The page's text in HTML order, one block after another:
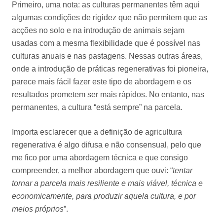
Primeiro, uma nota: as culturas permanentes têm aqui
algumas condições de rigidez que não permitem que as
acções no solo e na introdução de animais sejam
usadas com a mesma flexibilidade que é possível nas
culturas anuais e nas pastagens. Nessas outras áreas,
onde a introdução de práticas regenerativas foi pioneira,
parece mais fácil fazer este tipo de abordagem e os
resultados prometem ser mais rápidos. No entanto, nas
permanentes, a cultura “está sempre” na parcela.
Importa esclarecer que a definição de agricultura
regenerativa é algo difusa e não consensual, pelo que
me fico por uma abordagem técnica e que consigo
compreender, a melhor abordagem que ouvi: “tentar
tornar a parcela mais resiliente e mais viável, técnica e
economicamente, para produzir aquela cultura, e por
meios próprios”.